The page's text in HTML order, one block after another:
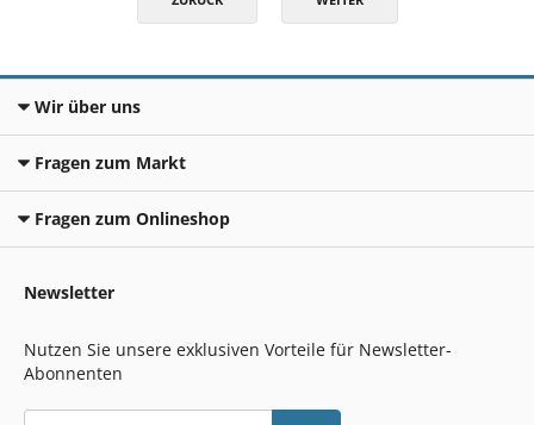
Wir über uns
Fragen zum Markt
Fragen zum Onlineshop
Newsletter
Nutzen Sie unsere exklusiven Vorteile für Newsletter-
Abonnenten